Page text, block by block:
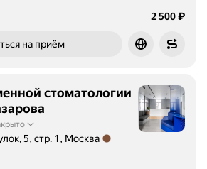
Цена
2500
2 500₽
на приём
стоматологии
5, стр. 1, Москва
340 м